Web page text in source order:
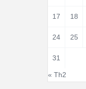
17 18
24 25
31
« Th2